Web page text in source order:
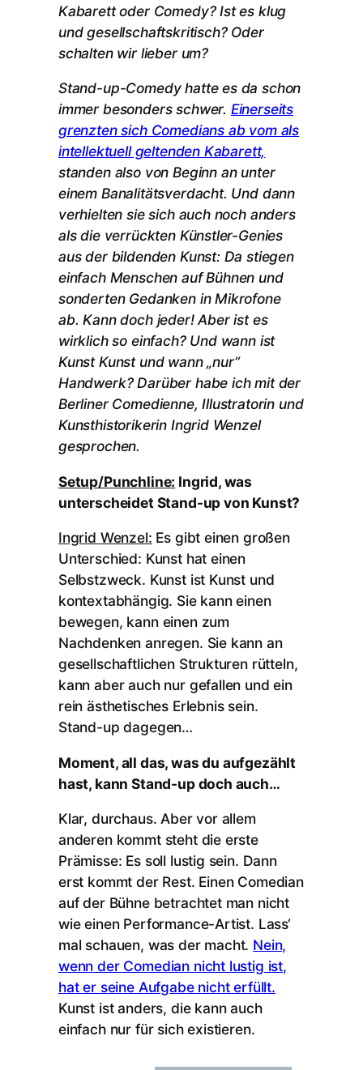
Kabarett oder Comedy? Ist es klug
und gesellschaftskritisch? Oder
schalten wir lieber um?
Stand-up-Comedy hatte es da schon
immer besonders schwer. Einerseits
grenzten sich Comedians ab vom als
intellektuell geltenden Kabarett,
standen also von Beginn an unter
einem Banalitätsverdacht. Und dann
verhielten sie sich auch noch anders
als die verrückten Künstler-Genies
aus der bildenden Kunst: Da stiegen
einfach Menschen auf Bühnen und
sonderten Gedanken in Mikrofone
ab. Kann doch jeder! Aber ist es
wirklich so einfach? Und wann ist
Kunst Kunst und wann „nur“
Handwerk? Darüber habe ich mit der
Berliner Comedienne, Illustratorin und
Kunsthistorikerin Ingrid Wenzel
gesprochen.
Setup/Punchline: Ingrid, was
unterscheidet Stand-up von Kunst?
Ingrid Wenzel: Es gibt einen großen
Unterschied: Kunst hat einen
Selbstzweck. Kunst ist Kunst und
kontextabhängig. Sie kann einen
bewegen, kann einen zum
Nachdenken anregen. Sie kann an
gesellschaftlichen Strukturen rütteln,
kann aber auch nur gefallen und ein
rein ästhetisches Erlebnis sein.
Stand-up dagegen…
Moment, all das, was du aufgezählt
hast, kann Stand-up doch auch…
Klar, durchaus. Aber vor allem
anderen kommt steht die erste
Prämisse: Es soll lustig sein. Dann
erst kommt der Rest. Einen Comedian
auf der Bühne betrachtet man nicht
wie einen Performance-Artist. Lass‘
mal schauen, was der macht. Nein,
wenn der Comedian nicht lustig ist,
hat er seine Aufgabe nicht erfüllt.
Kunst ist anders, die kann auch
einfach nur für sich existieren.